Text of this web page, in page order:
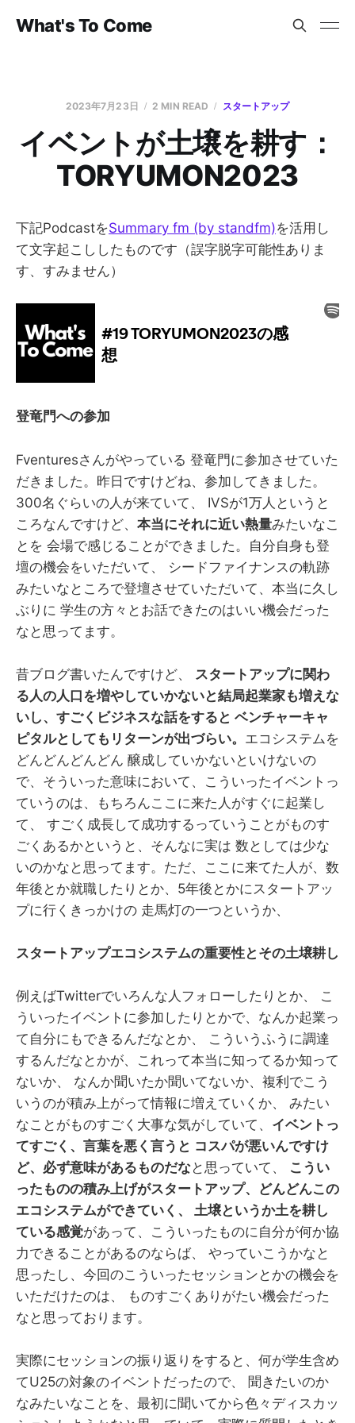
What's To Come
2023年7月23日 2 MIN READ スタートアップ
イベントが土壌を耕す：
TORYUMON2023
下記PodcastをSummary fm (by standfm)を活用し
て文字起こししたものです（誤字脱字可能性ありま
す、すみません）
登竜門への参加
Fventuresさんがやっている 登竜門に参加させていた
だきました。昨日ですけどね、参加してきました。
300名ぐらいの人が来ていて、 IVSが1万人というと
ころなんですけど、 本当にそれに近い熱量みたいなこ
とを 会場で感じることができました。自分自身も登
壇の機会をいただいて、 シードファイナンスの軌跡
みたいなところで登壇させていただいて、本当に久し
ぶりに 学生の方々とお話できたのはいい機会だった
なと思ってます。
昔ブログ書いたんですけど、 スタートアップに関わ
る人の人口を増やしていかないと結局起業家も増えな
いし、すごくビジネスな話をすると ベンチャーキャ
ピタルとしてもリターンが出づらい。 エコシステムを
どんどんどんどん 醸成していかないといけないの
で、そういった意味において、こういったイベントっ
ていうのは、もちろんここに来た人がすぐに起業し
て、 すごく成長して成功するっていうことがものす
ごくあるかというと、そんなに実は 数としては少な
いのかなと思ってます。ただ、ここに来てた人が、数
年後とか就職したりとか、5年後とかにスタートアッ
プに行くきっかけの 走馬灯の一つというか、
スタートアップエコシステムの重要性とその土壌耕し
例えばTwitterでいろんな人フォローしたりとか、 こ
ういったイベントに参加したりとかで、なんか起業っ
て自分にもできるんだなとか、 こういうふうに調達
するんだなとかが、これって本当に知ってるか知って
ないか、 なんか聞いたか聞いてないか、複利でこう
いうのが積み上がって情報に増えていくか、 みたい
なことがものすごく大事な気がしていて、 イベントっ
てすごく、言葉を悪く言うと コスパが悪いんですけ
ど、必ず意味があるものだなと思っていて、 こうい
ったものの積み上げがスタートアップ、どんどんこの
エコシステムができていく、 土壌というか土を耕し
ている感覚があって、こういったものに自分が何か協
力できることがあるのならば、 やっていこうかなと
思ったし、今回のこういったセッションとかの機会を
いただけたのは、 ものすごくありがたい機会だった
なと思っております。
実際にセッションの振り返りをすると、何が学生含め
てU25の対象のイベントだったので、 聞きたいのか
なみたいなことを、最初に聞いてから色々ディスカッ